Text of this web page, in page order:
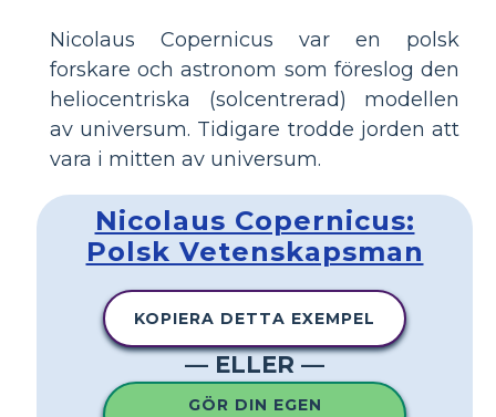
Nicolaus Copernicus var en polsk
forskare och astronom som föreslog den
heliocentriska (solcentrerad) modellen
av universum. Tidigare trodde jorden att
vara i mitten av universum.
Nicolaus Copernicus:
Polsk Vetenskapsman
KOPIERA DETTA EXEMPEL
— ELLER —
GÖR DIN EGEN